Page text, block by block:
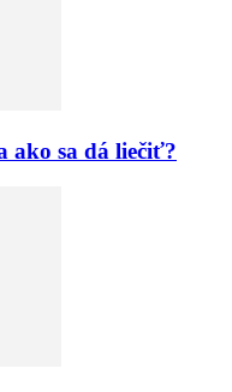
ako sa dá liečiť?